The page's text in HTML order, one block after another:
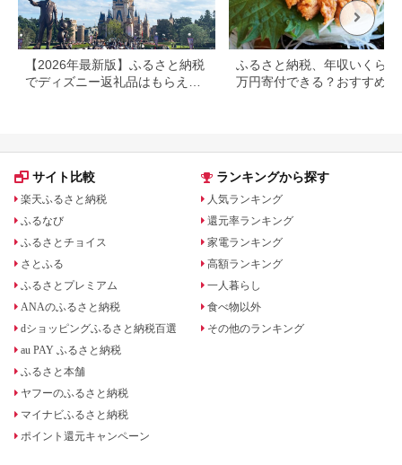
【2026年最新版】ふるさと納税
でディズニー返礼品はもらえ
ふるさと納税、年収いくらで
万円寄付できる？おすすめ返
サイト比較
楽天ふるさと納税
ふるなび
ふるさとチョイス
さとふる
ふるさとプレミアム
ANAのふるさと納税
dショッピングふるさと納税百選
au PAY ふるさと納税
ふるさと本舗
ヤフーのふるさと納税
マイナビふるさと納税
ポイント還元キャンペーン
ランキングから探す
人気ランキング
還元率ランキング
家電ランキング
高額ランキング
一人暮らし
食べ物以外
その他のランキング